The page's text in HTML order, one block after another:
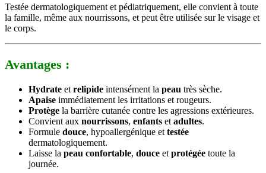
Testée dermatologiquement et pédiatriquement, elle convient à toute
la famille, même aux nourrissons, et peut être utilisée sur le visage et
le corps.
Avantages :
Hydrate et relipide intensément la peau très sèche.
Apaise immédiatement les irritations et rougeurs.
Protège la barrière cutanée contre les agressions extérieures.
Convient aux nourrissons, enfants et adultes.
Formule douce, hypoallergénique et testée
dermatologiquement.
Laisse la peau confortable, douce et protégée toute la
journée.